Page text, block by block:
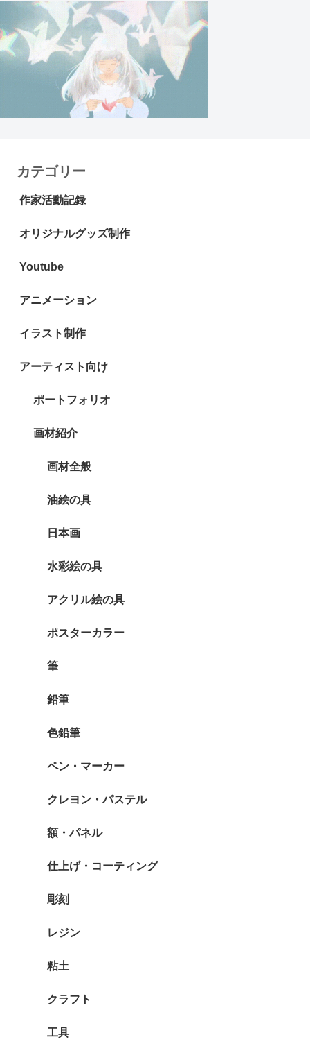
カテゴリー
作家活動記録
オリジナルグッズ制作
Youtube
アニメーション
イラスト制作
アーティスト向け
ポートフォリオ
画材紹介
画材全般
油絵の具
日本画
水彩絵の具
アクリル絵の具
ポスターカラー
筆
鉛筆
色鉛筆
ペン・マーカー
クレヨン・パステル
額・パネル
仕上げ・コーティング
彫刻
レジン
粘土
クラフト
工具